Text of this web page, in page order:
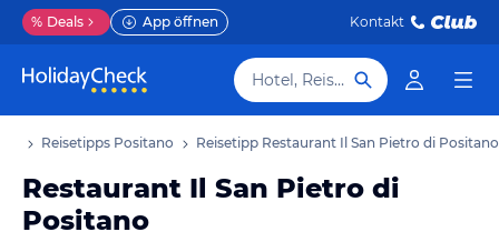
% Deals App öffnen Kontakt
Hotel, Reiseziel
Reisetipps Positano Reisetipp Restaurant Il San Pietro di Positano
Restaurant Il San Pietro di
Positano